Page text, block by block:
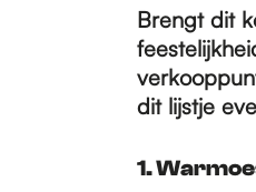
Brengt dit
dit lijstje
1.